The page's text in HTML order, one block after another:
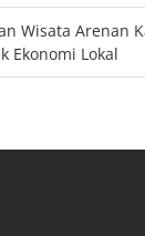
Wisata Arenan
Ekonomi Lokal